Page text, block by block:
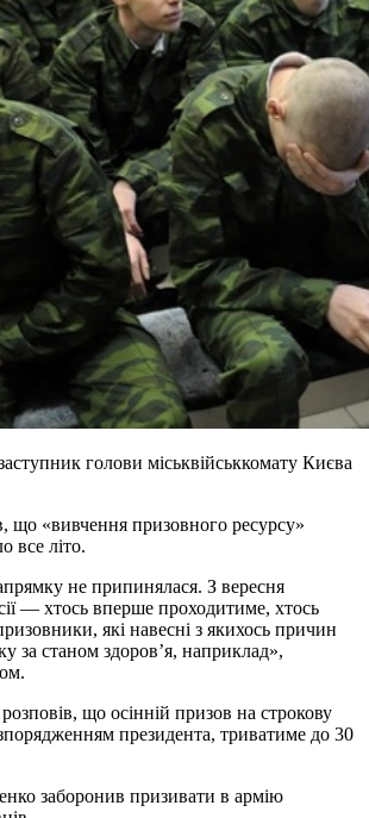
голови міськвійськкомату Києва
що «вивчення призовного ресурсу»
все літо.
не припинялася. З вересня
— хтось вперше проходитиме, хтось
які навесні з якихось причин
за станом здоров’я, наприклад»,
що осінній призов на строкову
президента, триватиме до 30
заборонив призивати в армію